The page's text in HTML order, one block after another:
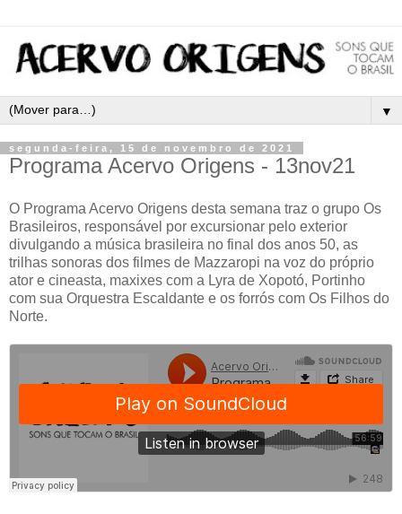
▼
segunda-feira, 15 de novembro de 2021
Programa Acervo Origens - 13nov21
O Programa Acervo Origens desta semana traz o grupo Os
Brasileiros, responsável por excursionar pelo exterior
divulgando a música brasileira no final dos anos 50, as
trilhas sonoras dos filmes de Mazzaropi na voz do próprio
ator e cineasta, maxixes com a Lyra de Xopotó, Portinho
com sua Orquestra Escaldante e os forrós com Os Filhos do
Norte.